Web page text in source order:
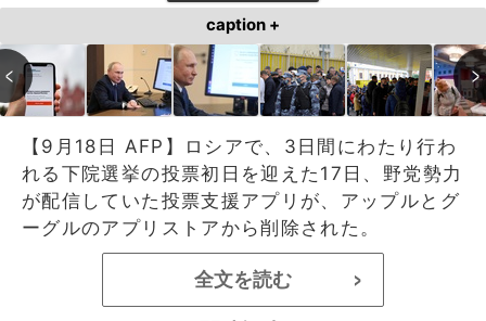
caption +
【9月18日 AFP】ロシアで、3日間にわたり行わ
れる下院選挙の投票初日を迎えた17日、野党勢力
が配信していた投票支援アプリが、アップルとグ
ーグルのアプリストアから削除された。
全文を読む >